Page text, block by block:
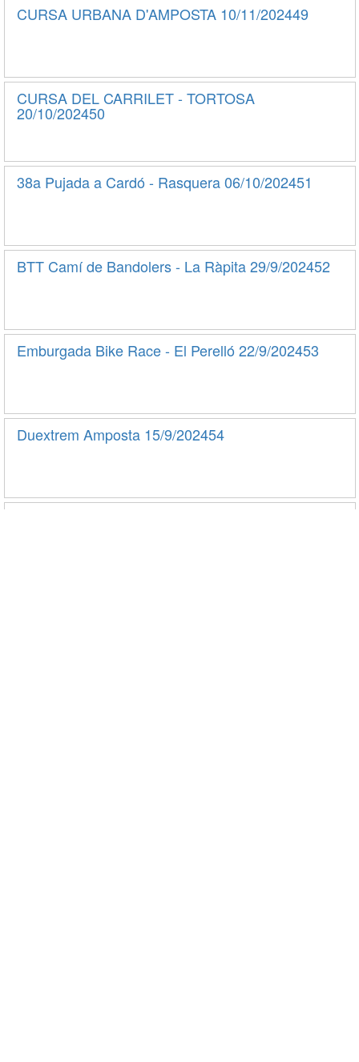
CURSA URBANA D'AMPOSTA 10/11/202449
CURSA DEL CARRILET - TORTOSA
20/10/202450
38a Pujada a Cardó - Rasquera 06/10/202451
BTT Camí de Bandolers - La Ràpita 29/9/202452
Emburgada Bike Race - El Perelló 22/9/202453
Duextrem Amposta 15/9/202454